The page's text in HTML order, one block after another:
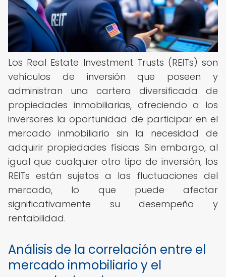
Los Real Estate Investment Trusts (REITs) son
vehículos de inversión que poseen y
administran una cartera diversificada de
propiedades inmobiliarias, ofreciendo a los
inversores la oportunidad de participar en el
mercado inmobiliario sin la necesidad de
adquirir propiedades físicas. Sin embargo, al
igual que cualquier otro tipo de inversión, los
REITs están sujetos a las fluctuaciones del
mercado, lo que puede afectar
significativamente su desempeño y
rentabilidad.
Análisis de la correlación entre el
mercado inmobiliario y el